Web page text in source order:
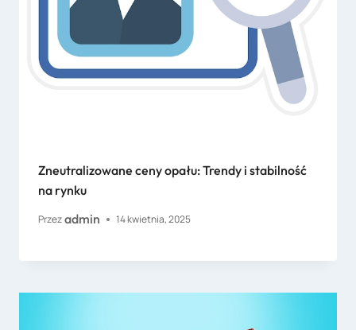
Zneutralizowane ceny opału: Trendy i stabilność
na rynku
Przezadmin 14 kwietnia, 2025